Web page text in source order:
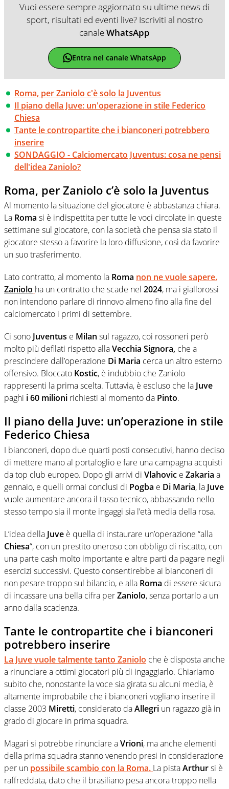
Vuoi essere sempre aggiornato su ultime news di
sport, risultati ed eventi live? Iscriviti al nostro
canaleWhatsApp
Entra nel canale WhatsApp
Roma, per Zaniolo c'è solo la Juventus
Il piano della Juve: un'operazione in stile Federico
Chiesa
Tante le contropartite che i bianconeri potrebbero
inserire
SONDAGGIO - Calciomercato Juventus: cosa ne pensi
dell'idea Zaniolo?
Roma, per Zaniolo c’è solo la Juventus
Al momento la situazione del giocatore è abbastanza chiara.
La Roma si è indispettita per tutte le voci circolate in queste
settimane sul giocatore, con la società che pensa sia stato il
giocatore stesso a favorire la loro diffusione, così da favorire
un suo trasferimento.
Lato contratto, al momento la Roma non ne vuole sapere.
Zaniolo ha un contratto che scade nel 2024, ma i giallorossi
non intendono parlare di rinnovo almeno fino alla fine del
calciomercato i primi di settembre.
Ci sono Juventus e Milan sul ragazzo, coi rossoneri però
molto più defilati rispetto allaVecchia Signora, che a
prescindere dall’operazione Di Maria cerca un altro esterno
offensivo. Bloccato Kostic, è indubbio che Zaniolo
rappresenti la prima scelta. Tuttavia, è escluso che la Juve
paghi i 60 milioni richiesti al momento da Pinto.
Il piano della Juve: un’operazione in stile
Federico Chiesa
I bianconeri, dopo due quarti posti consecutivi, hanno deciso
di mettere mano al portafoglio e fare una campagna acquisti
da top club europeo. Dopo gli arrivi di Vlahovic e Zakaria a
gennaio, e quelli ormai conclusi di Pogba e Di Maria, la Juve
vuole aumentare ancora il tasso tecnico, abbassando nello
stesso tempo sia il monte ingaggi sia l’età media della rosa.
L’idea della Juve è quella di instaurare un’operazione “alla
Chiesa“, con un prestito oneroso con obbligo di riscatto, con
una parte cash molto importante e altre parti da pagare negli
esercizi successivi. Questo consentirebbe ai bianconeri di
non pesare troppo sul bilancio, e alla Roma di essere sicura
di incassare una bella cifra perZaniolo, senza portarlo a un
anno dalla scadenza.
Tante le contropartite che i bianconeri
potrebbero inserire
La Juve vuole talmente tanto Zaniolo che è disposta anche
a rinunciare a ottimi giocatori più di ingaggiarlo. Chiariamo
subito che, nonostante la voce sia girata su alcuni media, è
altamente improbabile che i bianconeri vogliano inserire il
classe 2003 Miretti, considerato daAllegri un ragazzo già in
grado di giocare in prima squadra.
Magari si potrebbe rinunciare aVrioni, ma anche elementi
della prima squadra stanno venendo presi in considerazione
per un possibile scambio con la Roma. La pistaArthursi è
raffreddata, dato che il brasiliano pesa ancora troppo nella